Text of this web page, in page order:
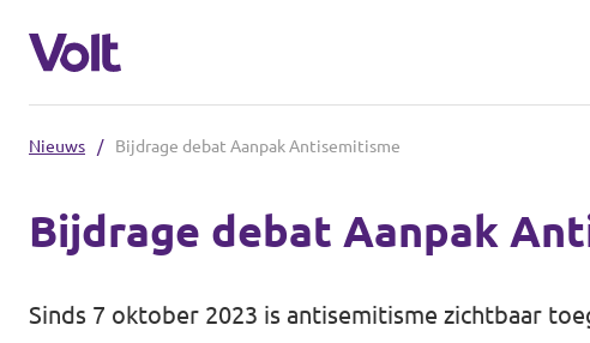
Nederlands
Nieuws / Bijdrage debat Aanpak Antisemitisme
Bijdrage debat Aanpak
Sinds 7 oktober 2023 is antisemitisme zichtbaar